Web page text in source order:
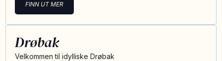
FINN UT MER
Drøbak
Velkommen til idylliske Drøbak